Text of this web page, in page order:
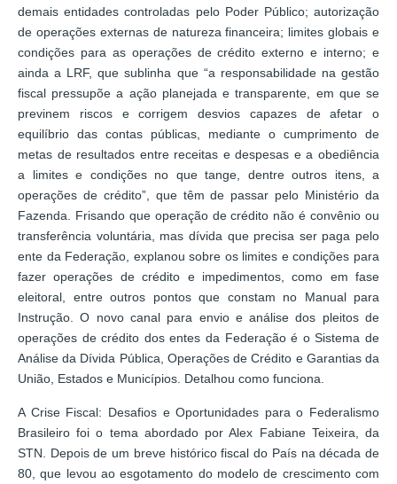
demais entidades controladas pelo Poder Público; autorização
de operações externas de natureza financeira; limites globais e
condições para as operações de crédito externo e interno; e
ainda a LRF, que sublinha que “a responsabilidade na gestão
fiscal pressupõe a ação planejada e transparente, em que se
previnem riscos e corrigem desvios capazes de afetar o
equilíbrio das contas públicas, mediante o cumprimento de
metas de resultados entre receitas e despesas e a obediência
a limites e condições no que tange, dentre outros itens, a
operações de crédito”, que têm de passar pelo Ministério da
Fazenda. Frisando que operação de crédito não é convênio ou
transferência voluntária, mas dívida que precisa ser paga pelo
ente da Federação, explanou sobre os limites e condições para
fazer operações de crédito e impedimentos, como em fase
eleitoral, entre outros pontos que constam no Manual para
Instrução. O novo canal para envio e análise dos pleitos de
operações de crédito dos entes da Federação é o Sistema de
Análise da Dívida Pública, Operações de Crédito e Garantias da
União, Estados e Municípios. Detalhou como funciona.
A Crise Fiscal: Desafios e Oportunidades para o Federalismo
Brasileiro foi o tema abordado por Alex Fabiane Teixeira, da
STN. Depois de um breve histórico fiscal do País na década de
80, que levou ao esgotamento do modelo de crescimento com